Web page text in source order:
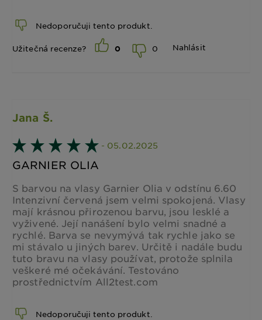
Nedoporučuji tento produkt.
Užitečná recenze? 0 0 Nahlásit
Jana Š.
- 05.02.2025
GARNIER OLIA
S barvou na vlasy Garnier Olia v odstínu 6.60
Intenzivní červená jsem velmi spokojená. Vlasy
mají krásnou přirozenou barvu, jsou lesklé a
vyživené. Její nanášení bylo velmi snadné a
rychlé. Barva se nevymývá tak rychle jako se
mi stávalo u jiných barev. Určitě i nadále budu
tuto bravu na vlasy používat, protože splnila
veškeré mé očekávání. Testováno
prostřednictvím All2test.com
Nedoporučuji tento produkt.